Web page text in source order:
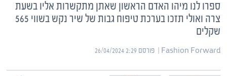
ספרו לנו מיהו האדם הראשון שאתן מתקשרות אליו בשעת
צרה ואולי תזכו בערכת טיפוח גבות של שיר נקש בשווי 565
שקלים
Fashion Forward | ‏ פורסם ‎26/04/2024 2:29